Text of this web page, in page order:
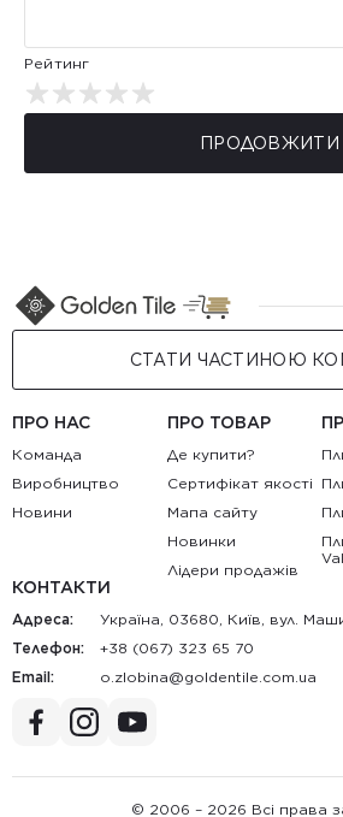
Рейтинг
ПРОДОВЖИТИ
СТАТИ ЧАСТИНОЮ
ПРО НАС
Команда
Виробництво
Новини
ПРО ТОВАР
Де купити?
Сертифікат якості
Мапа сайту
Новинки
Лідери продажів
КОНТАКТИ
Адреса:
Україна, 03680, Київ, вул.
Телефон:
+38 (067) 323 65 70
Email:
au.moc.elitnedlog@anibolz.o
© 2006 – 2026 Всі права